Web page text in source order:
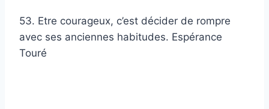
53. Etre courageux, c’est décider de rompre
avec ses anciennes habitudes. Espérance
Touré